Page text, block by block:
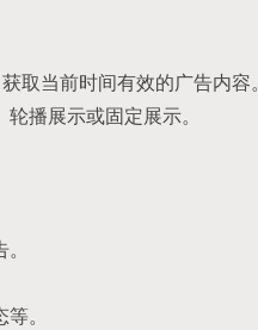
取当前时间有效的广告内容。
播展示或固定展示。
。